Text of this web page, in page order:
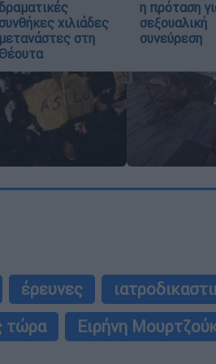
δραματικές
συνθήκες χιλιάδες
μετανάστες στη
Θέουτα
η πρόταση
σεξουαλική
συνεύρεση
έρευνες
τώρα Ειρήνη